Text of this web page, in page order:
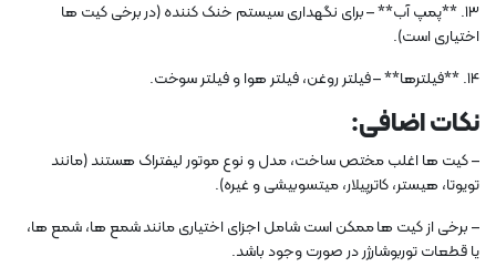
13. **پمپ آب** – برای نگهداری سیستم خنک کننده (در برخی کیت ها
اختیاری است).
14. **فیلترها** – فیلتر روغن، فیلتر هوا و فیلتر سوخت.
نکات اضافی:
– کیت ها اغلب مختص ساخت، مدل و نوع موتور لیفتراک هستند (مانند
تویوتا، هیستر، کاترپیلار، میتسوبیشی و غیره).
– برخی از کیت ها ممکن است شامل اجزای اختیاری مانند شمع ها، شمع ها،
یا قطعات توربوشارژر در صورت وجود باشد.